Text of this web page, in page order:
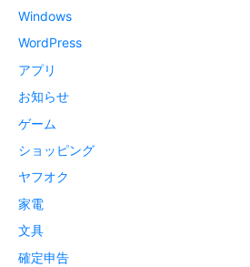
Windows
WordPress
アプリ
お知らせ
ゲーム
ショッピング
ヤフオク
家電
文具
確定申告